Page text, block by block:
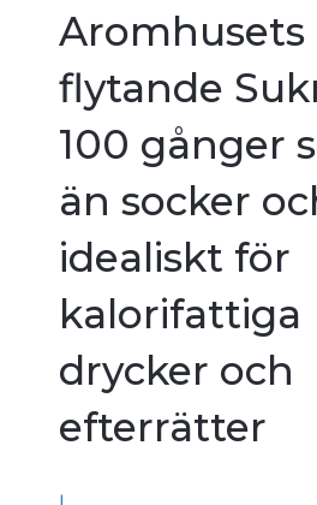
Aromhusets
flytande
100 gånger
än socker
idealiskt för
kalorifattiga
drycker och
efterrätter